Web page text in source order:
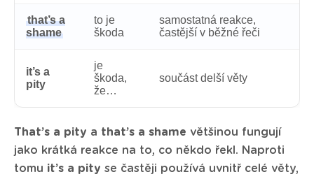
that’s a
shame
to je
škoda
samostatná reakce,
častější v běžné řeči
it’s a
pity
je
škoda,
že…
součást delší věty
That’s a pity a that’s a shame většinou fungují
jako krátká reakce na to, co někdo řekl. Naproti
tomu it’s a pity se častěji používá uvnitř celé věty,